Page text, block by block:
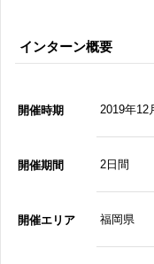
インターン概要
開催時期 2019年12
開催期間 2日間
開催エリア 福岡県